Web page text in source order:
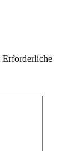
Erforderliche